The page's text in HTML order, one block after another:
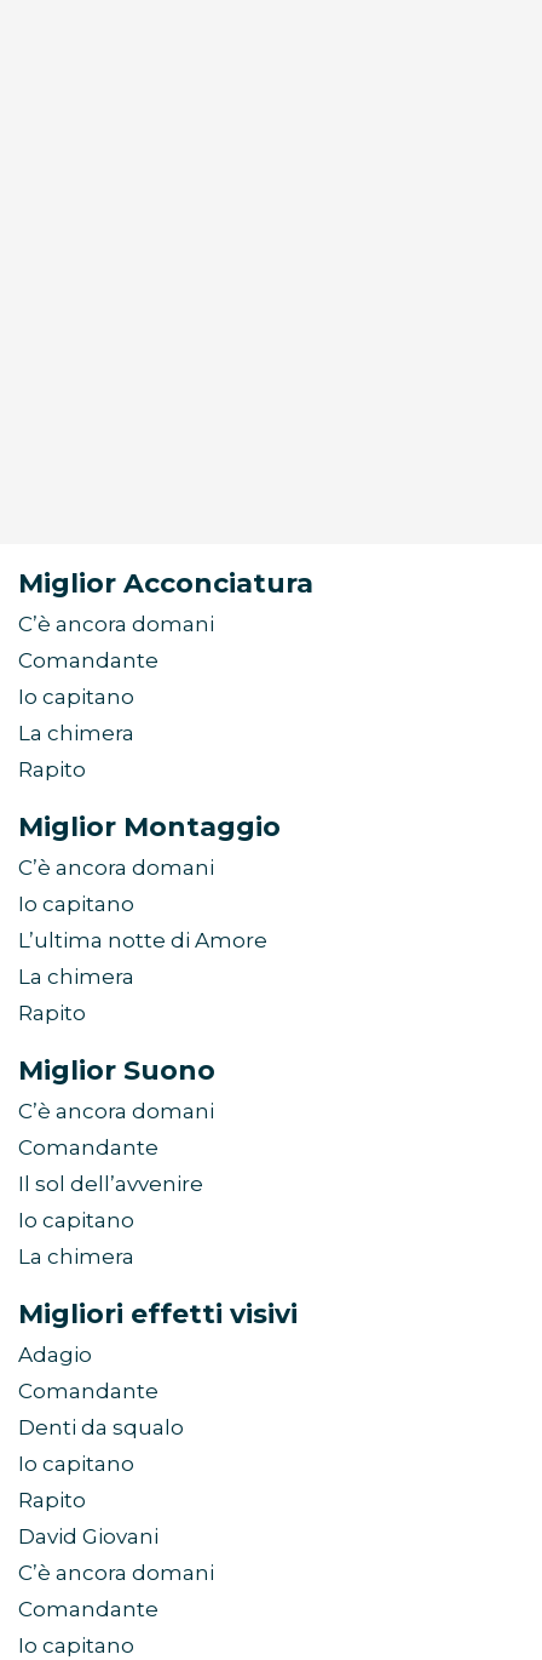
Miglior Acconciatura
C’è ancora domani
Comandante
Io capitano
La chimera
Rapito
Miglior Montaggio
C’è ancora domani
Io capitano
L’ultima notte di Amore
La chimera
Rapito
Miglior Suono
C’è ancora domani
Comandante
Il sol dell’avvenire
Io capitano
La chimera
Migliori effetti visivi
Adagio
Comandante
Denti da squalo
Io capitano
Rapito
David Giovani
C’è ancora domani
Comandante
Io capitano